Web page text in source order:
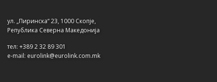
ул. „Пиринска“ 23, 1000 Скопје,
Република Северна Македонија
тел: +389 2 32 89 301
e-mail: eurolink@eurolink.com.mk